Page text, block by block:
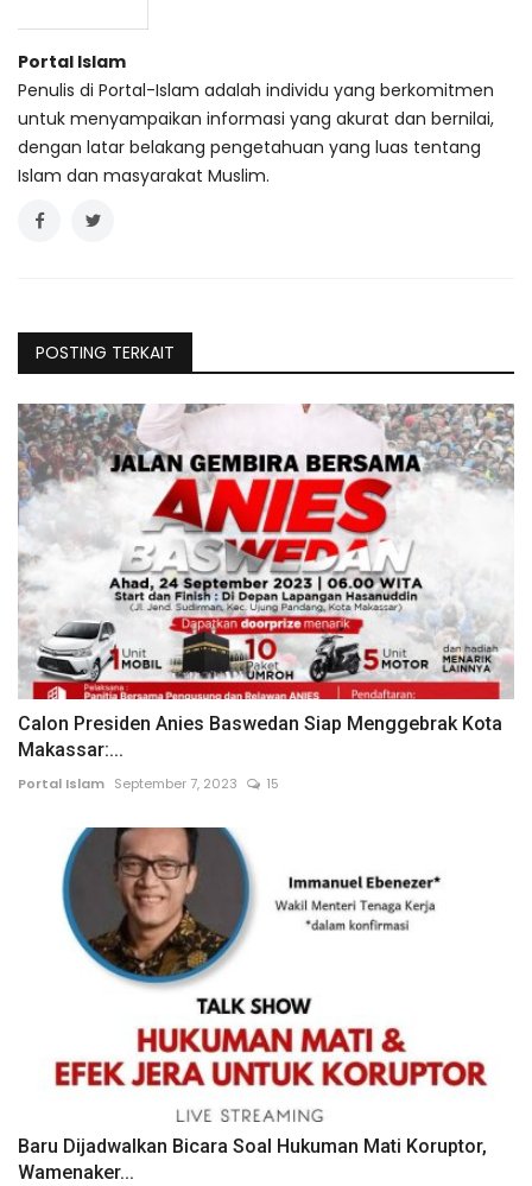
Portal Islam
Penulis di Portal-Islam adalah individu yang berkomitmen
untuk menyampaikan informasi yang akurat dan bernilai,
dengan latar belakang pengetahuan yang luas tentang
Islam dan masyarakat Muslim.
POSTING TERKAIT
Calon Presiden Anies Baswedan Siap Menggebrak Kota
Makassar:...
Portal Islam September 7, 2023 15
Baru Dijadwalkan Bicara Soal Hukuman Mati Koruptor,
Wamenaker...